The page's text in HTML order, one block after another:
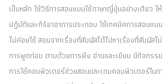
เป็นหลัก ใช้วิธีการสอนแบบใช้ภาษาญี่ปุ่นอย่างเดียว
ปฏิบัติและกิริยาอาการประกอบ ใช้เทคนิคการสอนแบ
ไม่ค่อยใช้ สอนจากเรื่องที่สัมผัสได้ไปหาเรื่องที่สัมผัส
การพูดก่อน ตามด้วยการฟัง อ่านและเขียน มีกิจกรร
การใช้คอมพิวเตอร์ช่วยสอนและเกมคอมพิวเตอร์ใน